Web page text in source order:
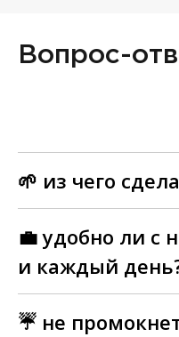
Вопрос-
🌱 из чего
💼 удобно ли с
и каждый
☔ не